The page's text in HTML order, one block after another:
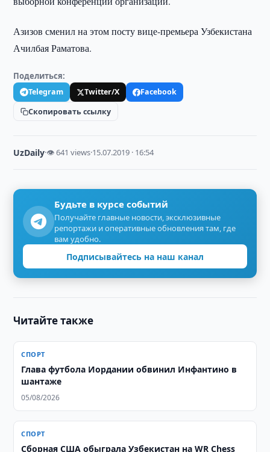
Азизов сменил на этом посту вице-премьера Узбекистана
Ачилбая Раматова.
Поделиться:
Telegram Twitter/X
Facebook
Скопировать ссылку
UzDaily·👁 641 views·15.07.2019 · 16:54
Будьте в курсе событий
Получайте главные новости, эксклюзивные
репортажи и оперативные обновления там, где
вам удобно.
Подписывайтесь на наш канал
Читайте также
СПОРТ
Глава футбола Иордании обвинил Инфантино в
шантаже
05/08/2026
СПОРТ
Сборная США обыграла Узбекистан на WR Chess